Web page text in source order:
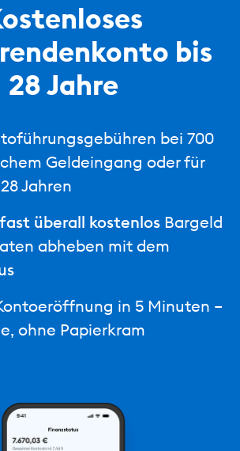
bis
28 Jahre
bei 700
Geldeingang oder für
Jahren
überall kostenlosBargeld
abheben mit dem
in 5 Minuten –
ohne Papierkram